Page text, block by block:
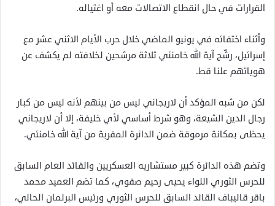
القرارات في حال انقطاع الاتصالات معه أو اغتياله.
وأثناء اختفائه في يونيو الماضي خلال حرب الأيام الاثني عشر مع
إسرائيل، رشّح آية الله خامنئي ثلاثة مرشحين لخلافته لم يكشف عن
هوياتهم علنا قط.
لكن من شبه المؤكد أن لاريجاني ليس من بينهم لأنه ليس من كبار
رجال الدين الشيعة، وهو شرط أساسي لأي خليفة، إلا أن لاريجاني
يحظى بمكانة مرموقة ضمن الدائرة المقربة من آية الله خامنئي.
وتضم هذه الدائرة كبير مستشاريه العسكريين والقائد العام السابق
للحرس الثوري اللواء يحيى رحيم صفوي، كما تضم ​​العميد محمد
باقر قاليباف القائد السابق للحرس الثوري ورئيس البرلمان الحالي،